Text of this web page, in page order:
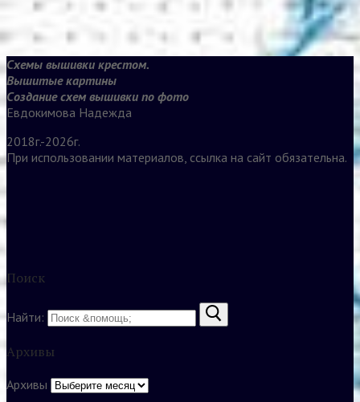
Схемы вышивки крестом.
Вышитые картины
Создание схем вышивки по фото
Евдокимова Надежда
2018г.-2026г.
При использовании материалов, ссылка на сайт обязательна.
Поиск
Найти:
Архивы
Архивы